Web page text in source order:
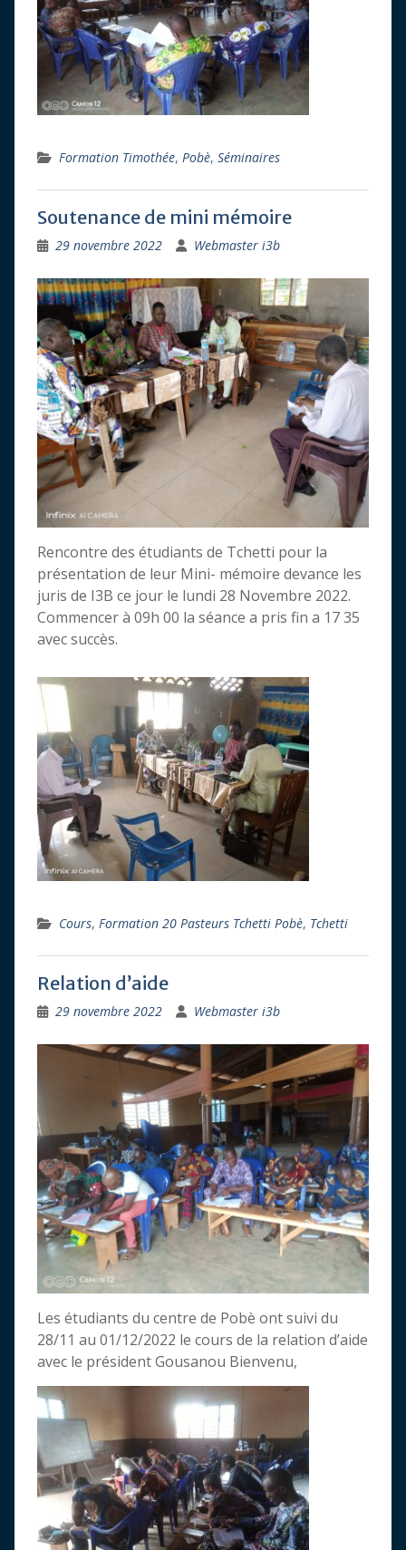
Formation Timothée, Pobè, Séminaires
Soutenance de mini mémoire
29 novembre 2022 Webmaster i3b
Rencontre des étudiants de Tchetti pour la
présentation de leur Mini- mémoire devance les
juris de I3B ce jour le lundi 28 Novembre 2022.
Commencer à 09h 00 la séance a pris fin a 17 35
avec succès.
Cours, Formation 20 Pasteurs Tchetti Pobè, Tchetti
Relation d’aide
29 novembre 2022 Webmaster i3b
Les étudiants du centre de Pobè ont suivi du
28/11 au 01/12/2022 le cours de la relation d’aide
avec le président Gousanou Bienvenu,